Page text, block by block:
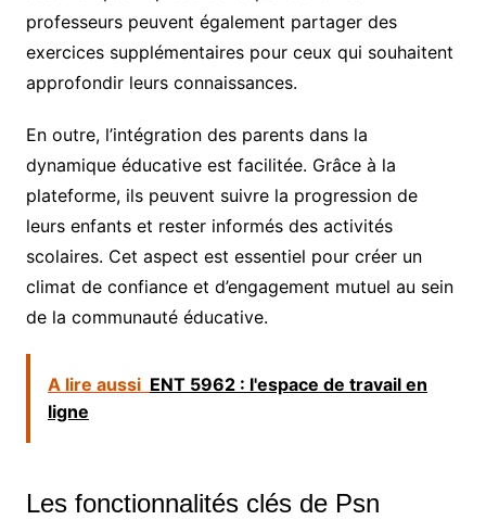
professeurs peuvent également partager des
exercices supplémentaires pour ceux qui souhaitent
approfondir leurs connaissances.
En outre, l’intégration des parents dans la
dynamique éducative est facilitée. Grâce à la
plateforme, ils peuvent suivre la progression de
leurs enfants et rester informés des activités
scolaires. Cet aspect est essentiel pour créer un
climat de confiance et d’engagement mutuel au sein
de la communauté éducative.
A lire aussi ENT 5962 : l'espace de travail en
ligne
Les fonctionnalités clés de Psn